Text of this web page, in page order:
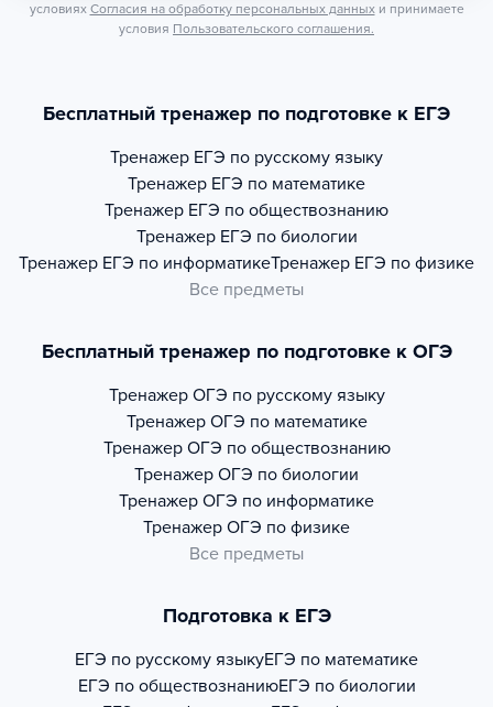
условиях Согласия на обработку персональных данных и принимаете
условия Пользовательского соглашения.
Бесплатный тренажер по подготовке к ЕГЭ
Тренажер ЕГЭ по русскому языку
Тренажер ЕГЭ по математике
Тренажер ЕГЭ по обществознанию
Тренажер ЕГЭ по биологии
Тренажер ЕГЭ по информатикеТренажер ЕГЭ по физике
Все предметы
Бесплатный тренажер по подготовке к ОГЭ
Тренажер ОГЭ по русскому языку
Тренажер ОГЭ по математике
Тренажер ОГЭ по обществознанию
Тренажер ОГЭ по биологии
Тренажер ОГЭ по информатике
Тренажер ОГЭ по физике
Все предметы
Подготовка к ЕГЭ
ЕГЭ по русскому языкуЕГЭ по математике
ЕГЭ по обществознаниюЕГЭ по биологии